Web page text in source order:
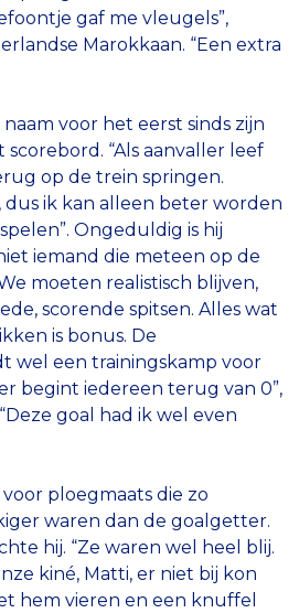
gaf me vleugels”,
Marokkaan. “Een extra
naam voor het eerst sinds zijn
“Als aanvaller leef
op de trein springen.
dus ik kan alleen beter worden
Ongeduldig is hij
iemand die meteen op de
moeten realistisch blijven,
scorende spitsen. Alles wat
is bonus. De
wel een trainingskamp voor
begint iedereen terug van 0”,
goal had ik wel even
ploegmaats die zo
waren dan de goalgetter.
hij. “Ze waren wel heel blij.
kiné, Matti, er niet bij kon
hem vieren en een knuffel